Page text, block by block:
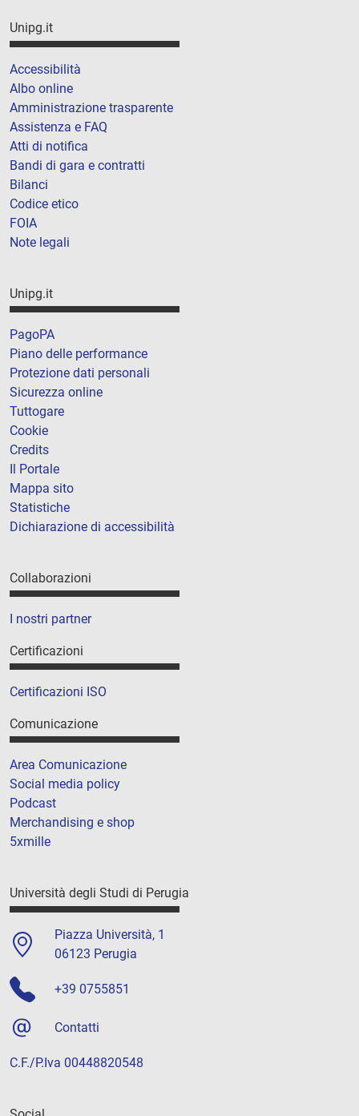
Unipg.it
Accessibilità
Albo online
Amministrazione trasparente
Assistenza e FAQ
Atti di notifica
Bandi di gara e contratti
Bilanci
Codice etico
FOIA
Note legali
Unipg.it
PagoPA
Piano delle performance
Protezione dati personali
Sicurezza online
Tuttogare
Cookie
Credits
Il Portale
Mappa sito
Statistiche
Dichiarazione di accessibilità
Collaborazioni
I nostri partner
Certificazioni
Certificazioni ISO
Comunicazione
Area Comunicazione
Social media policy
Podcast
Merchandising e shop
5xmille
Università degli Studi di Perugia
Piazza Università, 1
06123 Perugia
+39 0755851
Contatti
C.F./P.Iva 00448820548